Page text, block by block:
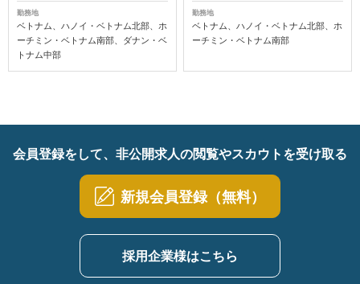
勤務地
ベトナム、ハノイ・ベトナム北部、ホ
ーチミン・ベトナム南部、ダナン・ベ
トナム中部
勤務地
ベトナム、ハノイ・ベトナム北部、ホ
ーチミン・ベトナム南部
会員登録をして、非公開求人の閲覧やスカウトを受け取る
新規会員登録（無料）
採用企業様はこちら